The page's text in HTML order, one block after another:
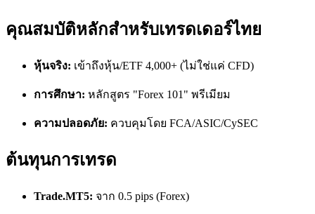
คุณสมบัติหลักสำหรับเทรดเดอร์ไทย
หุ้นจริง: เข้าถึงหุ้น/ETF 4,000+ (ไม่ใช่แค่ CFD)
การศึกษา: หลักสูตร "Forex 101" พรีเมียม
ความปลอดภัย: ควบคุมโดย FCA/ASIC/CySEC
ต้นทุนการเทรด
Trade.MT5: จาก 0.5 pips (Forex)